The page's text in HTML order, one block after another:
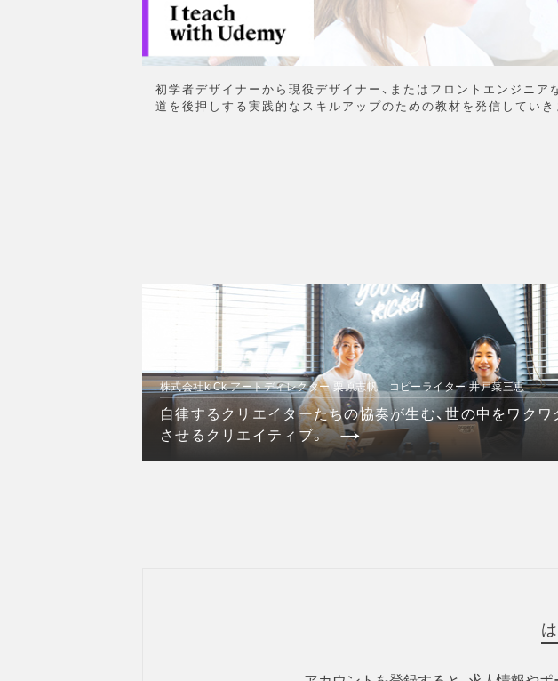
初学者デザイナーから現役デザイナー、またはフロントエンジニ
道を後押しする実践的なスキルアップのための教材を発信していき
株式会社kiCk アートディレクター 栗原志帆 コピーライター 井戸菜三恵
自律するクリエイターたちの協奏が生む、世の中をワクワ
させるクリエイティブ。